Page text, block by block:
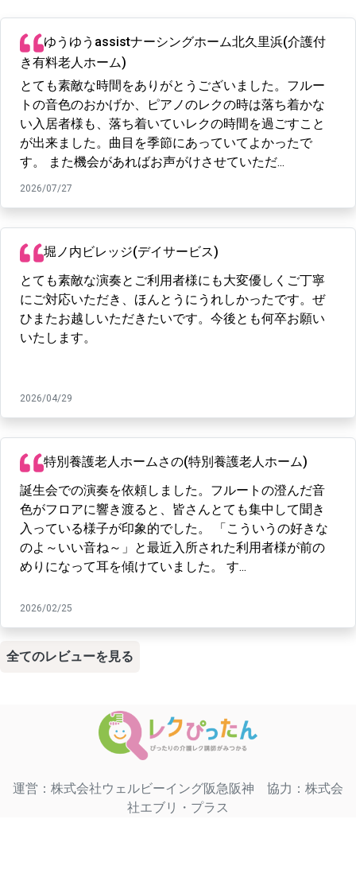
ゆうゆうassistナーシングホーム北久里浜(介護付
き有料老人ホーム)
とても素敵な時間をありがとうございました。フルー
トの音色のおかげか、ピアノのレクの時は落ち着かな
い入居者様も、落ち着いていレクの時間を過ごすこと
が出来ました。曲目を季節にあっていてよかったで
す。 また機会があればお声がけさせていただ...
2026/07/27
堀ノ内ビレッジ(デイサービス)
とても素敵な演奏とご利用者様にも大変優しくご丁寧
にご対応いただき、ほんとうにうれしかったです。ぜ
ひまたお越しいただきたいです。今後とも何卒お願い
いたします。
2026/04/29
特別養護老人ホームさの(特別養護老人ホーム)
誕生会での演奏を依頼しました。フルートの澄んだ音
色がフロアに響き渡ると、皆さんとても集中して聞き
入っている様子が印象的でした。 「こういうの好きな
のよ～いい音ね～」と最近入所された利用者様が前の
めりになって耳を傾けていました。 す...
2026/02/25
全てのレビューを見る
運営：株式会社ウェルビーイング阪急阪神 協力：株式会
社エブリ・プラス